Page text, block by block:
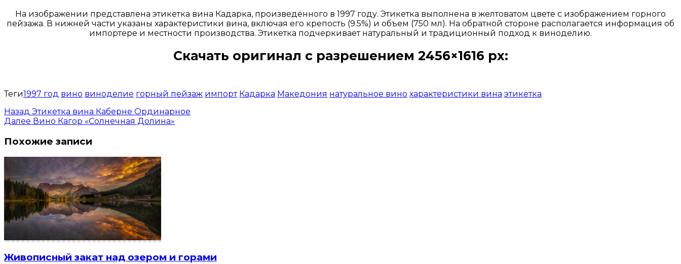
На изображении представлена этикетка вина Кадарка, произведённого в 1997 году. Этикетка выполнена в желтоватом цвете с изображением горного
пейзажа. В нижней части указаны характеристики вина, включая его крепость (9.5%) и объем (750 мл). На обратной стороне располагается информация об
импортере и местности производства. Этикетка подчеркивает натуральный и традиционный подход к виноделию.
Скачать оригинал с разрешением 2456×1616 px:
Теги1997 год вино виноделие горный пейзаж импорт Кадарка Македония натуральное вино характеристики вина этикетка
Назад Этикетка вина Каберне Ординарное
Далее Вино Кагор «Солнечная Долина»
Похожие записи
Живописный закат над озером и горами